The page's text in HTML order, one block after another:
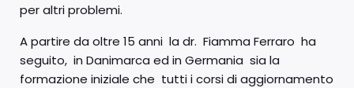
per altri problemi.
A partire da oltre 15 anni la dr. Fiamma Ferraro ha
seguito, in Danimarca ed in Germania sia la
formazione iniziale che tutti i corsi di aggiornamento